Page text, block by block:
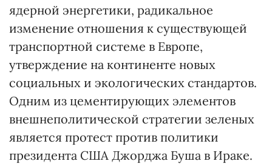
ядерной энергетики, радикальное
изменение отношения к существующей
транспортной системе в Европе,
утверждение на континенте новых
социальных и экологических стандартов.
Одним из цементирующих элементов
внешнеполитической стратегии зеленых
является протест против политики
президента США Джорджа Буша в Ираке.